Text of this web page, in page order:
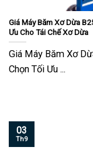
Giá Máy Băm Xơ Dừa
Ưu Cho Tái Chế Xơ Dừa
Giá Máy Băm Xơ
Chọn Tối Ưu ...
03
Th9